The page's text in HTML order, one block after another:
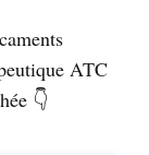
ATC
👇